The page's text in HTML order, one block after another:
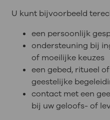
U kunt bijvoorbeeld
een persoonlijk
ondersteuning bij
of moeilijke keuzes
een gebed, ritueel
geestelijke
contact met een
bij uw geloofs- of